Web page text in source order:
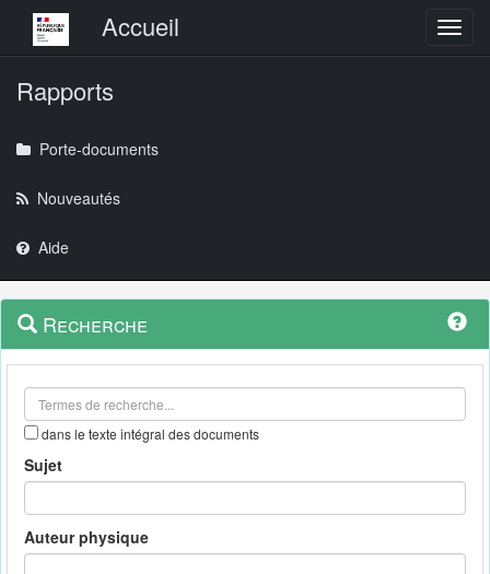
Menu principalAccueil
Rapports
Porte-documents
Nouveautés
Aide
Navigation
outils
Menu
contextuel
Recherche
dans le texte intégral des documents
Sujet
Auteur physique